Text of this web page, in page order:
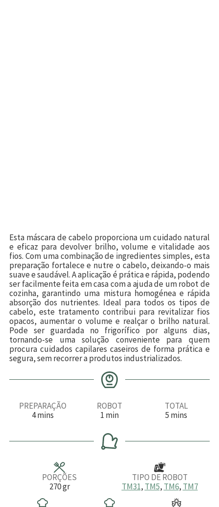
Esta máscara de cabelo proporciona um cuidado natural
e eficaz para devolver brilho, volume e vitalidade aos
fios. Com uma combinação de ingredientes simples, esta
preparação fortalece e nutre o cabelo, deixando-o mais
suave e saudável. A aplicação é prática e rápida, podendo
ser facilmente feita em casa com a ajuda de um robot de
cozinha, garantindo uma mistura homogénea e rápida
absorção dos nutrientes. Ideal para todos os tipos de
cabelo, este tratamento contribui para revitalizar fios
opacos, aumentar o volume e realçar o brilho natural.
Pode ser guardada no frigorífico por alguns dias,
tornando-se uma solução conveniente para quem
procura cuidados capilares caseiros de forma prática e
segura, sem recorrer a produtos industrializados.
PREPARAÇÃO
4m
u
mins
ROBOT
1 m
n
u
t
min
TOTAL
5 m
u
mins
PORÇÕES
270gr
TIPO DE ROBOT
TM31, TM5, TM6, TM7